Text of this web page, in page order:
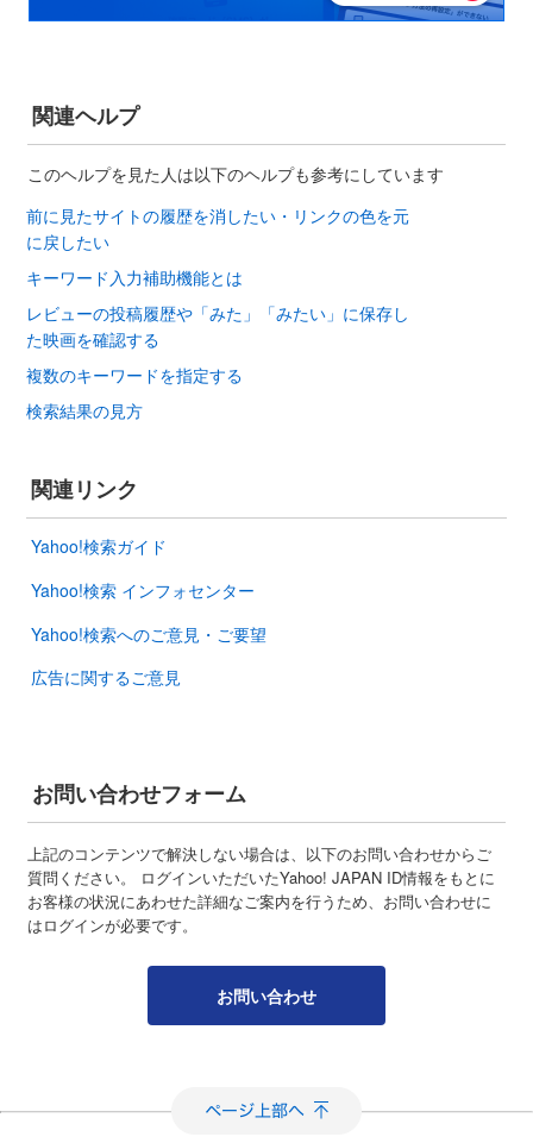
関連ヘルプ
このヘルプを見た人は以下のヘルプも参考にしています
前に見たサイトの履歴を消したい・リンクの色を元
に戻したい
キーワード入力補助機能とは
レビューの投稿履歴や「みた」「みたい」に保存し
た映画を確認する
複数のキーワードを指定する
検索結果の見方
関連リンク
Yahoo!検索ガイド
Yahoo!検索 インフォセンター
Yahoo!検索へのご意見・ご要望
広告に関するご意見
お問い合わせフォーム
上記のコンテンツで解決しない場合は、以下のお問い合わせからご
質問ください。 ログインいただいたYahoo! JAPAN ID情報をもとに
お客様の状況にあわせた詳細なご案内を行うため、お問い合わせに
はログインが必要です。
お問い合わせ